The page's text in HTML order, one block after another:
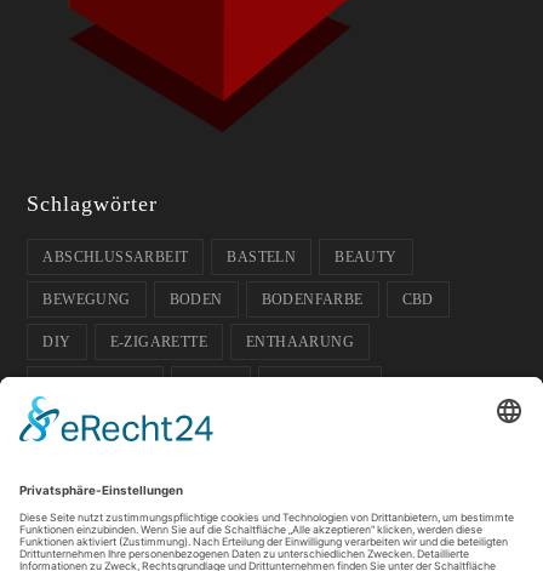
Schlagwörter
ABSCHLUSSARBEIT BASTELN BEAUTY
BEWEGUNG BODEN BODENFARBE CBD
DIY E-ZIGARETTE ENTHAARUNG
FUSSBODENFARBE
HAUSTIERE HOCHZEIT ISOKINETIK
KOSMETIK LICHT PFLANZEN SOMMER